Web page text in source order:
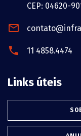
CEP: 04620-
11 4858.4474
Links úteis